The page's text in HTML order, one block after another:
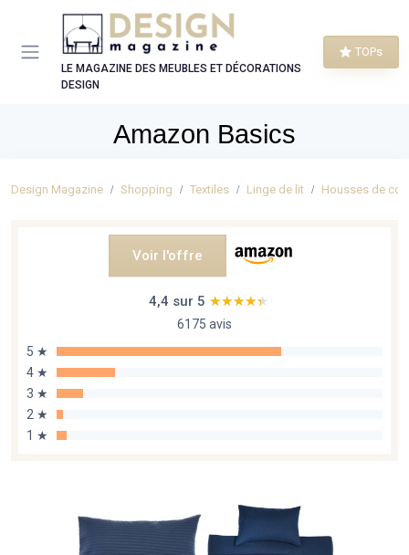
LE MAGAZINE DES MEUBLES ET DÉCORATIONS
DESIGN
TOPs
Amazon Basics
Design Magazine Shopping Textiles Linge de lit Housses de
Voir l'offre
4,4 sur 5 ★★★★★
★★★★★
6175 avis
5 ★
4 ★
3 ★
2 ★
1 ★
Panneau de gestion des cookies